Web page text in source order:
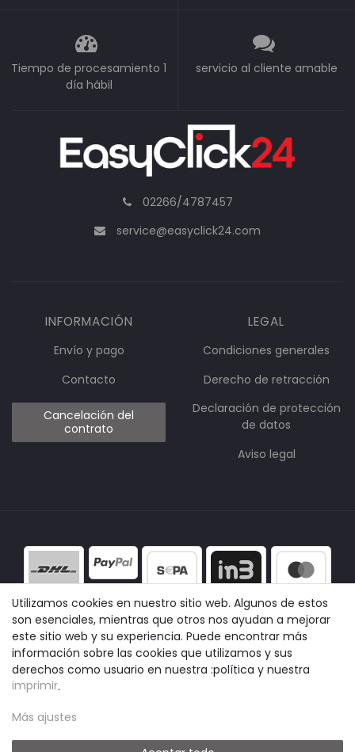
Tiempo de procesamiento 1
día hábil
servicio al cliente amable
02266/4787457
service@easyclick24.com
INFORMACIÓN
Envío y pago
Contacto
Cancelación del
contrato
LEGAL
Condiciones generales
Derecho de retracción
Declaración de protección
de datos
Aviso legal
Utilizamos cookies en nuestro sitio web. Algunos de estos
son esenciales, mientras que otros nos ayudan a mejorar
este sitio web y su experiencia. Puede encontrar más
información sobre las cookies que utilizamos y sus
derechos como usuario en nuestra :política y nuestra
imprimir.
Más ajustes